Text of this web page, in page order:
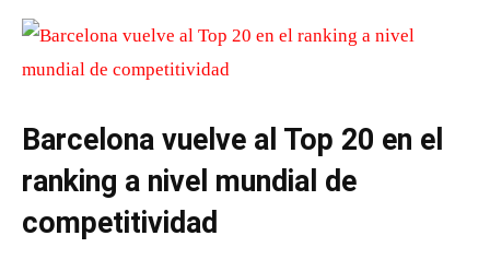
Barcelona vuelve al Top 20 en el
ranking a nivel mundial de
competitividad